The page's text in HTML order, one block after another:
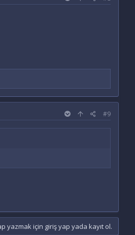
#9
yazmak için giriş yap yada kayıt ol.